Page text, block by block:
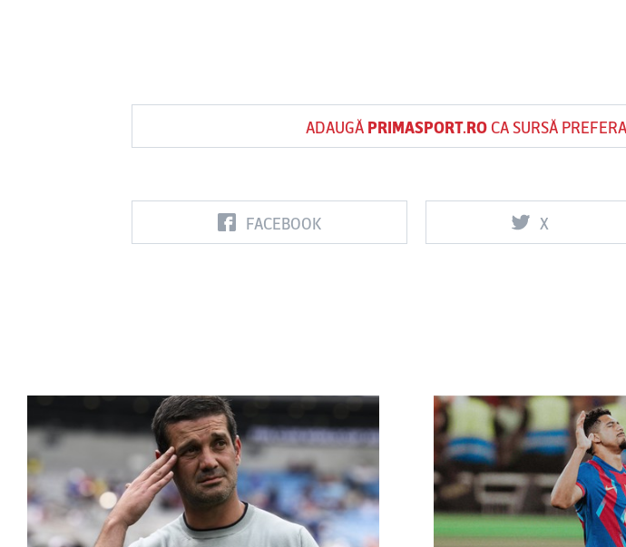
ADAUGĂ PRIMASPORT.ROCA SURSĂ
FACEBOOK X